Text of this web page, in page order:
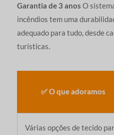
Garantia de 3 anos O
incêndios tem uma
adequado para tudo, desde
turísticas.
✅ O que adoramos
Várias opções de tecido